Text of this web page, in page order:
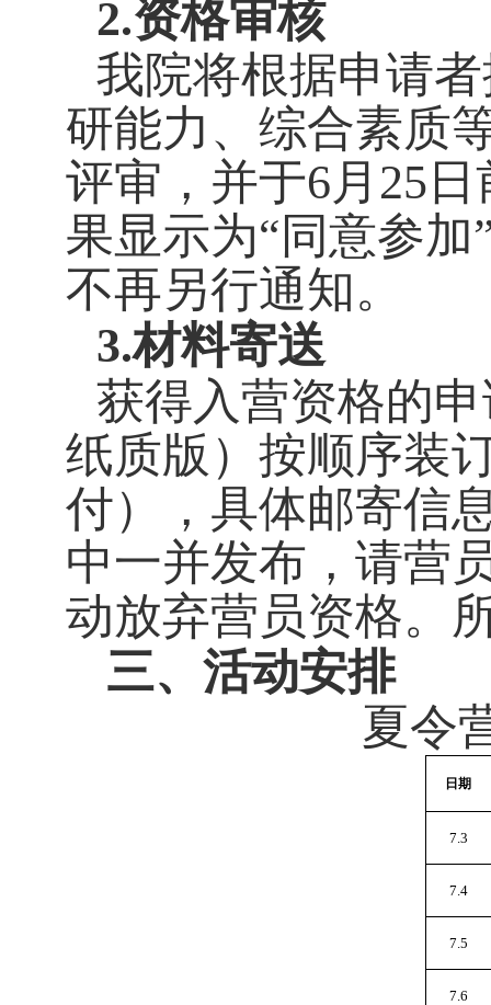
2.资格审核
我院将根据申请
研能力、综合素质
评审，并于6月 25
果显示为“同意参
不再另行通知。
3.材料寄送
获得入营资格的
纸质版）按顺序装
付），具体邮寄信
中一并发布，请营
动放弃营员资格。
三、活动安排
夏令
日期
7.3
7.4
7.5
7.6